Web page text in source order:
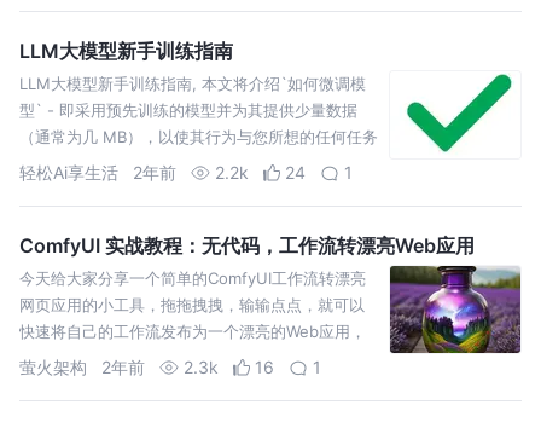
LLM大模型新手训练指南
LLM大模型新手训练指南, 本文将介绍`如何微调模
型` - 即采用预先训练的模型并为其提供少量数据
（通常为几 MB），以使其行为与您所想的任何任务
保持一致。例如，如果您想要一个编码助手模型，
轻松Ai享生活 2年前 2.2k 24 1
ComfyUI 实战教程：无代码，工作流转漂亮Web应用
今天给大家分享一个简单的ComfyUI工作流转漂亮
网页应用的小工具，拖拖拽拽，输输点点，就可以
快速将自己的工作流发布为一个漂亮的Web应用，
再也不用担心用户暴走的问题。
萤火架构 2年前 2.3k 16 1